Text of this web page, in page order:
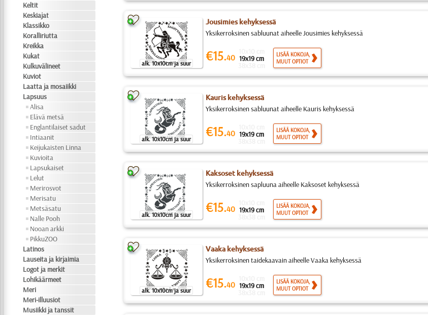
Keltit
Keskiajat
Klassikko
Koralliriutta
Kreikka
Kukat
Kulkuvälineet
Kuviot
Laatta ja mosaiikki
Lapsuus
Alisa
Elävä metsä
Englantilaiset sadut
Intiaanit
Keijukaisten Linna
Kuvioita
Lapsukaiset
Lelut
Merirosvot
Merisatu
Metsäsatu
Nalle Pooh
Nooan arkki
PikkuZOO
Latinos
Lauseita ja kirjaimia
Logot ja merkit
Lohikäärmeet
Meri
Meri-illuusiot
Musiikki ja tanssit
alk. 10x10cm ja suur
Jousimies kehyksessä
Yksikerroksinen sabluunat aiheelle Jousimies kehyksessä
€15.40 19x19 cm
LISÄÄ KOKOJA,
MUUT OPTIOT
alk. 10x10cm ja suur
Kauris kehyksessä
Yksikerroksinen sabluunat aiheelle Kauris kehyksessä
€15.40 19x19 cm
LISÄÄ KOKOJA,
MUUT OPTIOT
alk. 10x10cm ja suur
Kaksoset kehyksessä
Yksikerroksinen sapluuna aiheelle Kaksoset kehyksessä
€15.40 19x19 cm
LISÄÄ KOKOJA,
MUUT OPTIOT
alk. 10x10cm ja suur
Vaaka kehyksessä
Yksikerroksinen taidekaavain aiheelle Vaaka kehyksessä
€15.40 19x19 cm
LISÄÄ KOKOJA,
MUUT OPTIOT